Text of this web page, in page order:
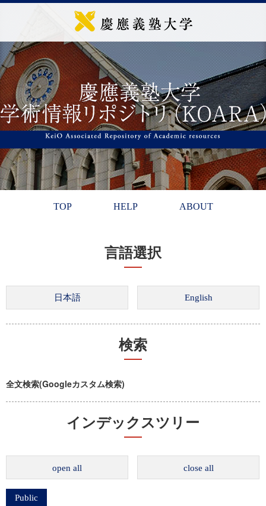
TOP HELP ABOUT
言語選択
検索
全文検索(Googleカスタム検索)
インデックスツリー
open all close all
Public